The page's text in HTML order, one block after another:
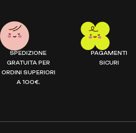
SPEDIZIONE
GRATUITA PER
ORDINI SUPERIORI
A 100€.
PAGAMENTI
SICURI